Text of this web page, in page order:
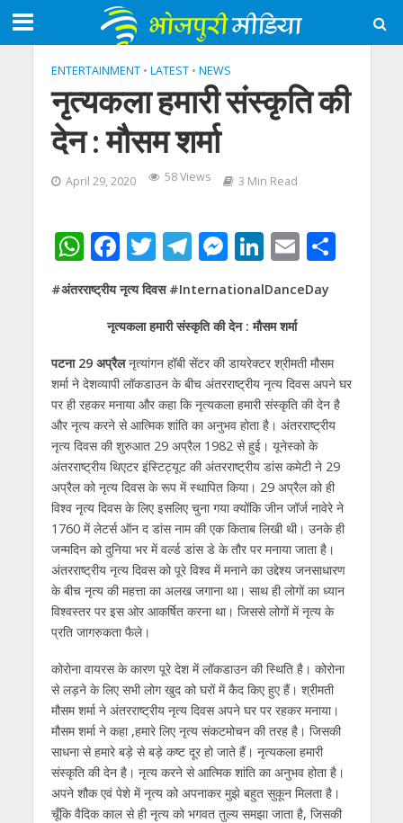
ENTERTAINMENT • LATEST • NEWS
नृत्यकला हमारी संस्कृति की
देन : मौसम शर्मा
April 29, 2020 58 Views 3 Min Read
W
h
at
A
p
p
F
ac
e
b
o
o
k
T
w
itt
er
T
el
e
gr
a
m
M
e
ss
e
n
g
er
Li
n
k
e
dI
n
E
m
ai
S
#अंतरराष्ट्रीय नृत्य दिवस #InternationalDanceDay
नृत्यकला हमारी संस्कृति की देन : मौसम शर्मा
पटना 29 अप्रैलनृत्यांगन हॉबी सेंटर की डायरेक्टर श्रीमती मौसम
शर्मा ने देशव्यापी लॉकडाउन के बीच अंतरराष्ट्रीय नृत्य दिवस अपने घर
पर ही रहकर मनाया और कहा कि नृत्यकला हमारी संस्कृति की देन है
और नृत्य करने से आत्मिक शांति का अनुभव होता है। अंतरराष्ट्रीय
नृत्य दिवस की शुरुआत 29 अप्रैल 1982 से हुई। यूनेस्को के
अंतरराष्ट्रीय थिएटर इंस्टिट्यूट की अंतरराष्ट्रीय डांस कमेटी ने 29
अप्रैल को नृत्य दिवस के रूप में स्थापित किया। 29 अप्रैल को ही
विश्व नृत्य दिवस के लिए इसलिए चुना गया क्योंकि जीन जॉर्ज नावेरे ने
1760 में लेटर्स ऑन द डांस नाम की एक किताब लिखी थी। उनके ही
जन्मदिन को दुनिया भर में वर्ल्ड डांस डे के तौर पर मनाया जाता है।
अंतरराष्ट्रीय नृत्य दिवस को पूरे विश्व में मनाने का उद्देश्य जनसाधारण
के बीच नृत्य की महत्ता का अलख जगाना था। साथ ही लोगों का ध्यान
विश्वस्तर पर इस ओर आकर्षित करना था। जिससे लोगों में नृत्य के
प्रति जागरुकता फैले।
कोरोना वायरस के कारण पूरे देश में लॉकडाउन की स्थिति है। कोरोना
से लड़ने के लिए सभी लोग खुद को घरों में कैद किए हुए हैं। श्रीमती
मौसम शर्मा ने अंतरराष्ट्रीय नृत्य दिवस अपने घर पर रहकर मनाया।
मौसम शर्मा ने कहा ,हमारे लिए नृत्य संकटमोचन की तरह है। जिसकी
साधना से हमारे बड़े से बड़े कष्ट दूर हो जाते हैं। नृत्यकला हमारी
संस्कृति की देन है। नृत्य करने से आत्मिक शांति का अनुभव होता है।
अपने शौक एवं पेशे में नृत्य को अपनाकर मुझे बहुत सुकून मिलता है।
चूँकि वैदिक काल से ही नृत्य को भगवत तुल्य समझा जाता है, जिसकी